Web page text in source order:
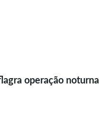
operação noturna